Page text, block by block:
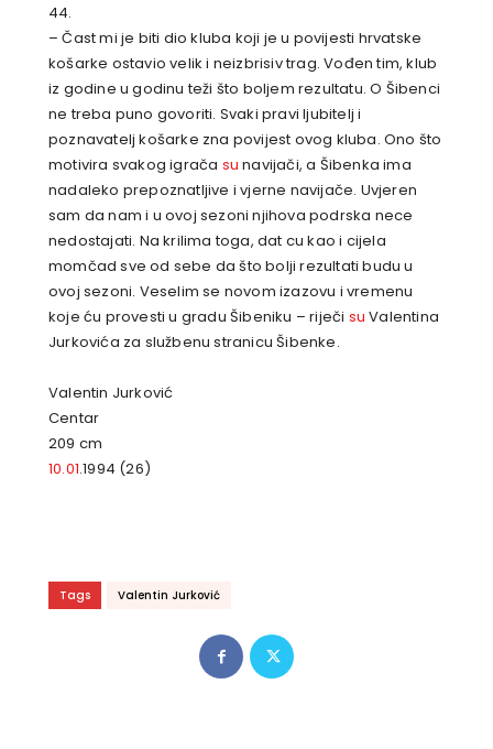
44.
– Čast mi je biti dio kluba koji je u povijesti hrvatske
košarke ostavio velik i neizbrisiv trag. Vođen tim, klub
iz godine u godinu teži što boljem rezultatu. O Šibenci
ne treba puno govoriti. Svaki pravi ljubitelj i
poznavatelj košarke zna povijest ovog kluba. Ono što
motivira svakog igrača su navijači, a Šibenka ima
nadaleko prepoznatljive i vjerne navijače. Uvjeren
sam da nam i u ovoj sezoni njihova podrska nece
nedostajati. Na krilima toga, dat cu kao i cijela
momčad sve od sebe da što bolji rezultati budu u
ovoj sezoni. Veselim se novom izazovu i vremenu
koje ću provesti u gradu Šibeniku – riječi su Valentina
Jurkovića za službenu stranicu Šibenke.
Valentin Jurković
Centar
209 cm
10.01.1994 (26)
Tags Valentin Jurković